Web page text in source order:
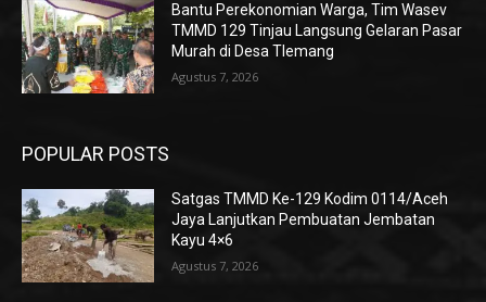
Bantu Perekonomian Warga, Tim Wasev
TMMD 129 Tinjau Langsung Gelaran Pasar
Murah di Desa Tlemang
Agustus 7, 2026
POPULAR POSTS
Satgas TMMD Ke-129 Kodim 0114/Aceh
Jaya Lanjutkan Pembuatan Jembatan
Kayu 4×6
Agustus 7, 2026